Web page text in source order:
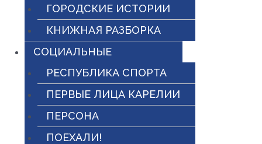
ГОРОДСКИЕ ИСТОРИИ
КНИЖНАЯ РАЗБОРКА
СОЦИАЛЬНЫЕ
РЕСПУБЛИКА СПОРТА
ПЕРВЫЕ ЛИЦА КАРЕЛИИ
ПЕРСОНА
ПОЕХАЛИ!